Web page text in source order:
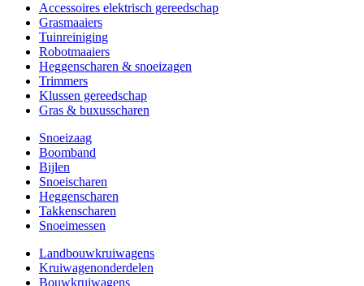
Accessoires elektrisch gereedschap
Grasmaaiers
Tuinreiniging
Robotmaaiers
Heggenscharen & snoeizagen
Trimmers
Klussen gereedschap
Gras & buxusscharen
Snoeizaag
Boomband
Bijlen
Snoeischaren
Heggenscharen
Takkenscharen
Snoeimessen
Landbouwkruiwagens
Kruiwagenonderdelen
Bouwkruiwagens